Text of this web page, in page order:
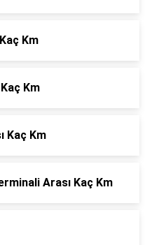
Km
Km
Kaç Km
Arası Kaç Km